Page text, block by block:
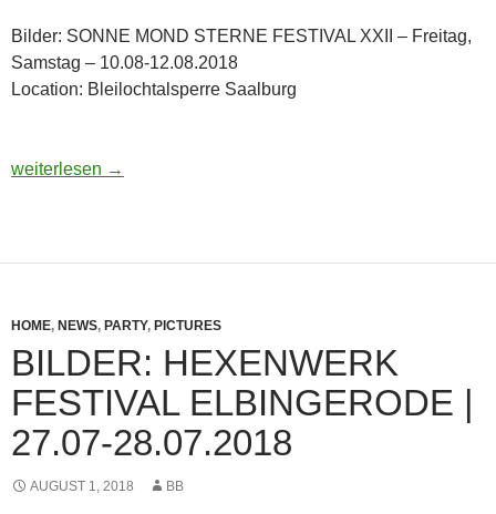
Bilder: SONNE MOND STERNE FESTIVAL XXII – Freitag,
Samstag – 10.08-12.08.2018
Location: Bleilochtalsperre Saalburg
Bilder: SONNE MOND STERNE FESTIVAL XXII
weiterlesen →
HOME, NEWS, PARTY, PICTURES
BILDER: HEXENWERK
FESTIVAL ELBINGERODE |
27.07-28.07.2018
AUGUST 1, 2018 BB